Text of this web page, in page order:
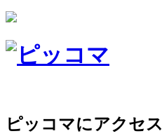
ピッコマにアクセ